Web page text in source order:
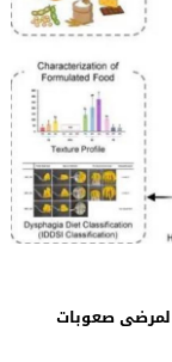
لمرضى صعوبات